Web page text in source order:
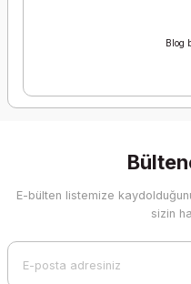
Blog
E-bülten listemize
sizin